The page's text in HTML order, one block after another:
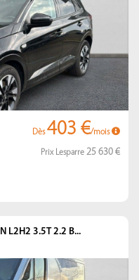
Dès403 €/mois
Prix Lesparre 25 630 €
L2H2 3.5T 2.2 B...